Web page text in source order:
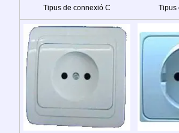
Tipus de connexió C Tipus